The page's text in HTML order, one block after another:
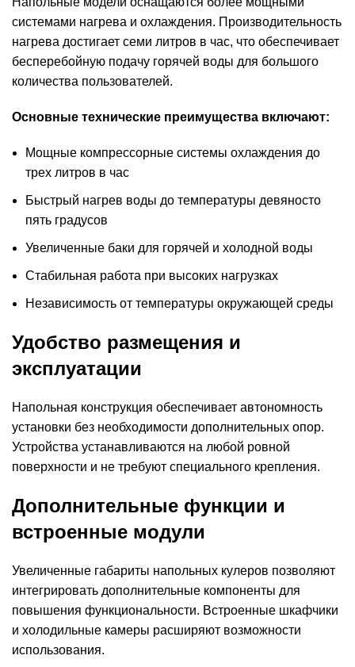
системами нагрева и охлаждения. Производительность
нагрева достигает семи литров в час, что обеспечивает
бесперебойную подачу горячей воды для большого
количества пользователей.
Основные технические преимущества включают:
Мощные компрессорные системы охлаждения до
трех литров в час
Быстрый нагрев воды до температуры девяносто
пять градусов
Увеличенные баки для горячей и холодной воды
Стабильная работа при высоких нагрузках
Независимость от температуры окружающей среды
Удобство размещения и
эксплуатации
Напольная конструкция обеспечивает автономность
установки без необходимости дополнительных опор.
Устройства устанавливаются на любой ровной
поверхности и не требуют специального крепления.
Дополнительные функции и
встроенные модули
Увеличенные габариты напольных кулеров позволяют
интегрировать дополнительные компоненты для
повышения функциональности. Встроенные шкафчики
и холодильные камеры расширяют возможности
использования.